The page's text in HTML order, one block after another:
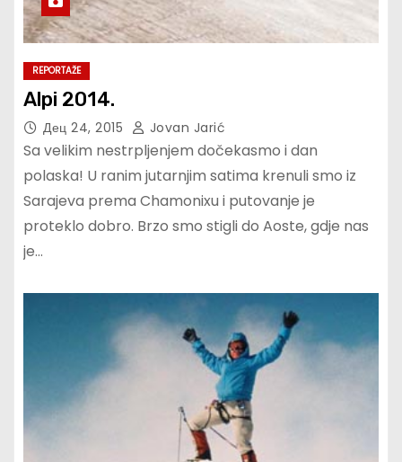
REPORTAŽE
Alpi 2014.
Дец 24, 2015 Jovan Jarić
Sa velikim nestrpljenjem dočekasmo i dan
polaska! U ranim jutarnjim satima krenuli smo iz
Sarajeva prema Chamonixu i putovanje je
proteklo dobro. Brzo smo stigli do Aoste, gdje nas
je…